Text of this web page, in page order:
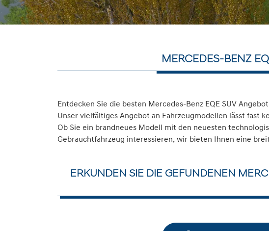
MERCEDES-BENZ
Entdecken Sie die besten Mercedes-Benz EQE SUV
Unser vielfältiges Angebot an Fahrzeugmodellen lässt fast
Ob Sie ein brandneues Modell mit den neuesten
Gebrauchtfahrzeug interessieren, wir bieten Ihnen eine
ERKUNDEN SIE DIE GEFUNDENEN